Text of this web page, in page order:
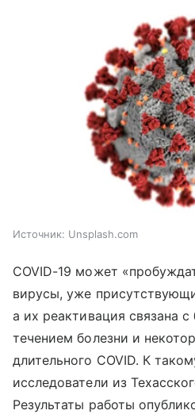
Источник: Unsplash.com
COVID-19 может
вирусы, уже
а их реактивация связана
течением болезни и
длительного COVID. К
исследователи из
Результаты работы